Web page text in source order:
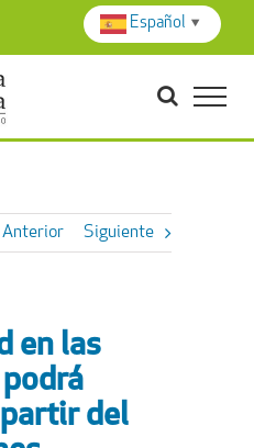
Anterior Siguiente
en las
del
Español ▼